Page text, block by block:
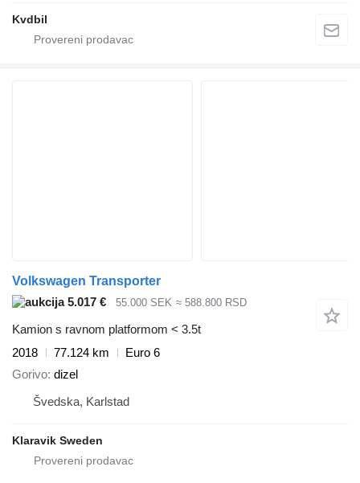
Kvdbil
Volkswagen Transporter
5.017 €
55.000 SEK ≈ 588.800 RSD
Kamion s ravnom platformom < 3.5t
2018
77.124 km
Euro 6
Gorivo dizel
Švedska, Karlstad
Klaravik Sweden